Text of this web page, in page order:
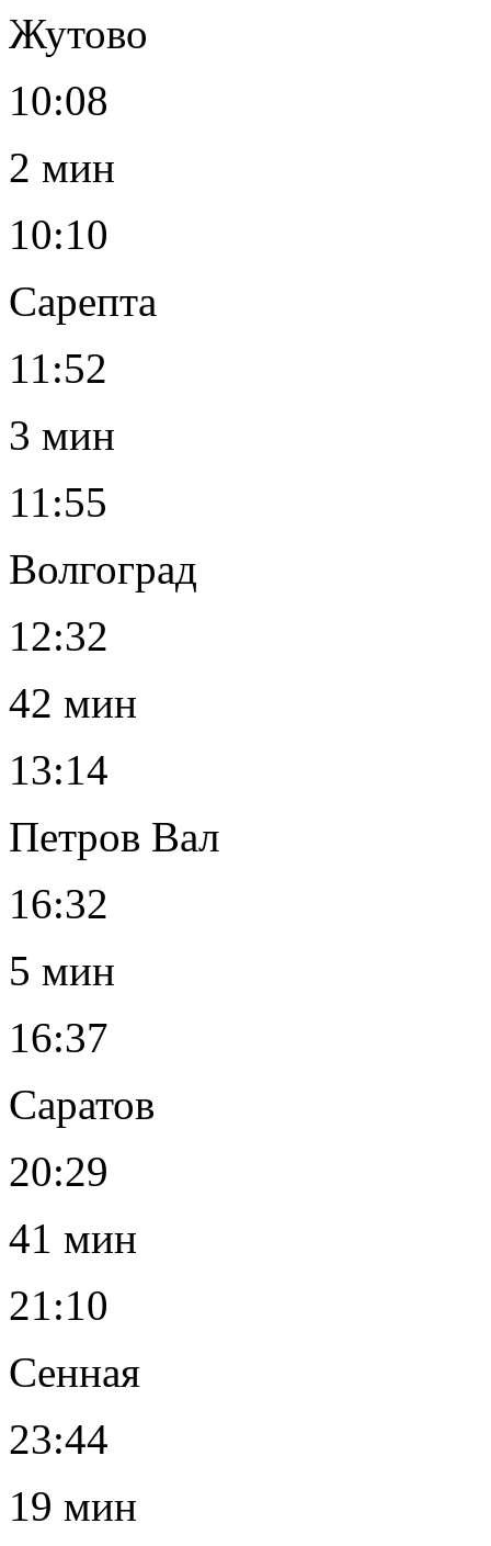
Жутово
10:08
2 мин
10:10
Сарепта
11:52
3 мин
11:55
Волгоград
12:32
42 мин
13:14
Петров Вал
16:32
5 мин
16:37
Саратов
20:29
41 мин
21:10
Сенная
23:44
19 мин